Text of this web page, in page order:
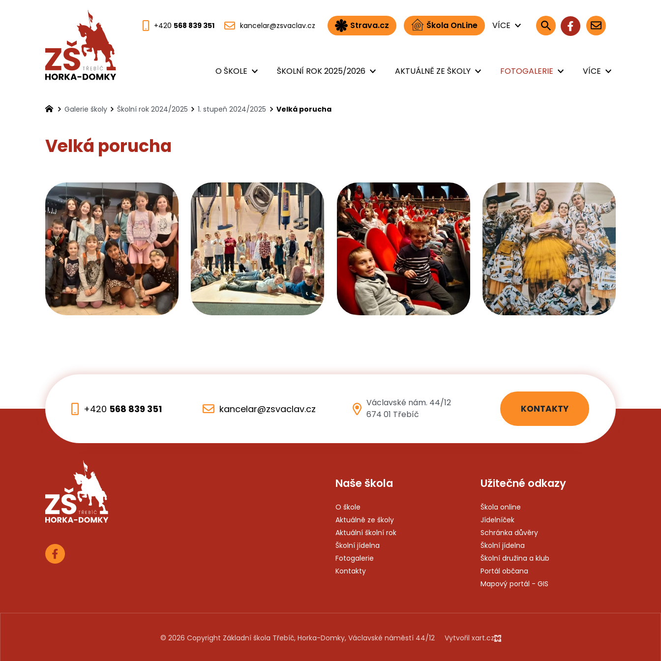
+420 568 839 351 kancelar@zsvaclav.cz Strava.cz Škola OnLine VÍCE
O ŠKOLE ŠKOLNÍ ROK 2025/2026 AKTUÁLNĚ ZE ŠKOLY FOTOGALERIE VÍCE
Galerie školy Školní rok 2024/2025 1. stupeň 2024/2025 Velká porucha
Velká porucha
+420 568 839 351 kancelar@zsvaclav.cz
Václavské nám. 44/12
674 01 Třebíč
KONTAKTY
Naše škola
O škole
Aktuálně ze školy
Aktuální školní rok
Školní jídelna
Fotogalerie
Kontakty
Užitečné odkazy
Škola online
Jídelníček
Schránka důvěry
Školní jídelna
Školní družina a klub
Portál občana
Mapový portál - GIS
© 2026 Copyright Základní škola Třebíč, Horka-Domky, Václavské náměstí 44/12 Vytvořil xart.cz